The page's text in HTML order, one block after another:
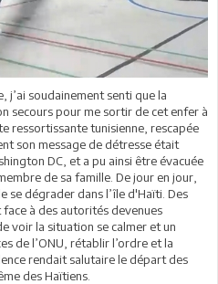
j’ai soudainement senti que la
secours pour me sortir de cet enfer à
ressortissante tunisienne, rescapée
son message de détresse était
DC, et a pu ainsi être évacuée
de sa famille. De jour en jour,
se dégrader dans l’île d'Haïti. Des
à des autorités devenues
voir la situation se calmer et un
de l’ONU, rétablir l’ordre et la
rendait salutaire le départ des
des Haïtiens.